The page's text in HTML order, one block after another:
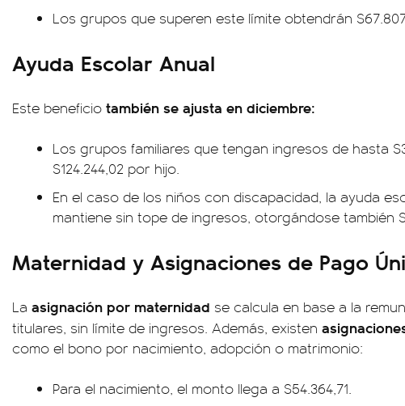
Los grupos que superen este límite obtendrán
Ayuda Escolar Anual
Este beneficio también se ajusta en diciembre:
Los grupos familiares que tengan ingresos de hasta
$124.244,02 por hijo.
En el caso de los niños con discapacidad, la ayuda
mantiene sin tope de ingresos, otorgándose también
Maternidad y Asignaciones de Pago
La asignación por maternidad se calcula en base a la
titulares, sin límite de ingresos. Además, existen
como el bono por nacimiento, adopción o matrimonio:
Para el nacimiento, el monto llega a $54.364,71.